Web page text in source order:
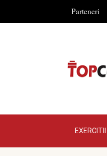
Parteneri
EXERCITII